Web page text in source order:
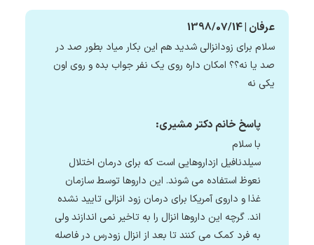
عرفان | 1398/07/14
سلام برای زودانزالی شدید هم این بکار میاد بطور صد در
صد یا نه؟؟ امکان داره روی یک نفر جواب بده و روی اون
یکی نه
پاسخ خانم دکتر مشیری:
با سلام
سیلدنافیل ازداروهایی است که برای درمان اختلال
نعوظ استفاده می شوند. این داروها توسط سازمان
غذا و داروی آمریکا برای درمان زود انزالی تایید نشده
اند. گرچه این داروها انزال را به تاخیر نمی اندازند ولی
به فرد کمک می کنند تا بعد از انزال زودرس در فاصله